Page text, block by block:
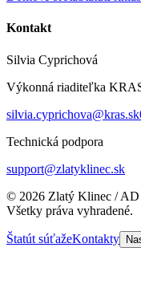
Kontakt
Silvia Cyprichová
Výkonná riaditeľka
silvia.cyprichova@kras.sk
Technická podpora
support@zlatyklinec.sk
© 2026 Zlatý Klinec /
Všetky práva vyhradené.
Štatút súťažeKontakty